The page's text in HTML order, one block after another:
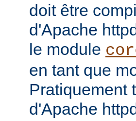
doit être
d'Apache
le module
en tant que
Pratiquement
d'Apache